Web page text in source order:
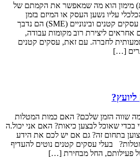
מימון הוא מה שמאפשר את הקמתם של
עליו נשען העסק או המיזם בזמן
הקמתו ועד להפיכתו לרווחי. עסקים קטנים ובינוניים (SME) הם נדבך
אחראים ליצירת רוב מקומות עבודה,
לחברה. עם זאת, עסקים קטנים
[…]
שווה הזמן שלכם? האם כמות המטלות
בכדי שאוכל לבצען כיאות? האם אני יכול.ה
בתחום זה? גם אם יש לכם את הידע
בעלי עסקים קטנים נוטים להעדיף
פעילותם, החל מבחירת […]